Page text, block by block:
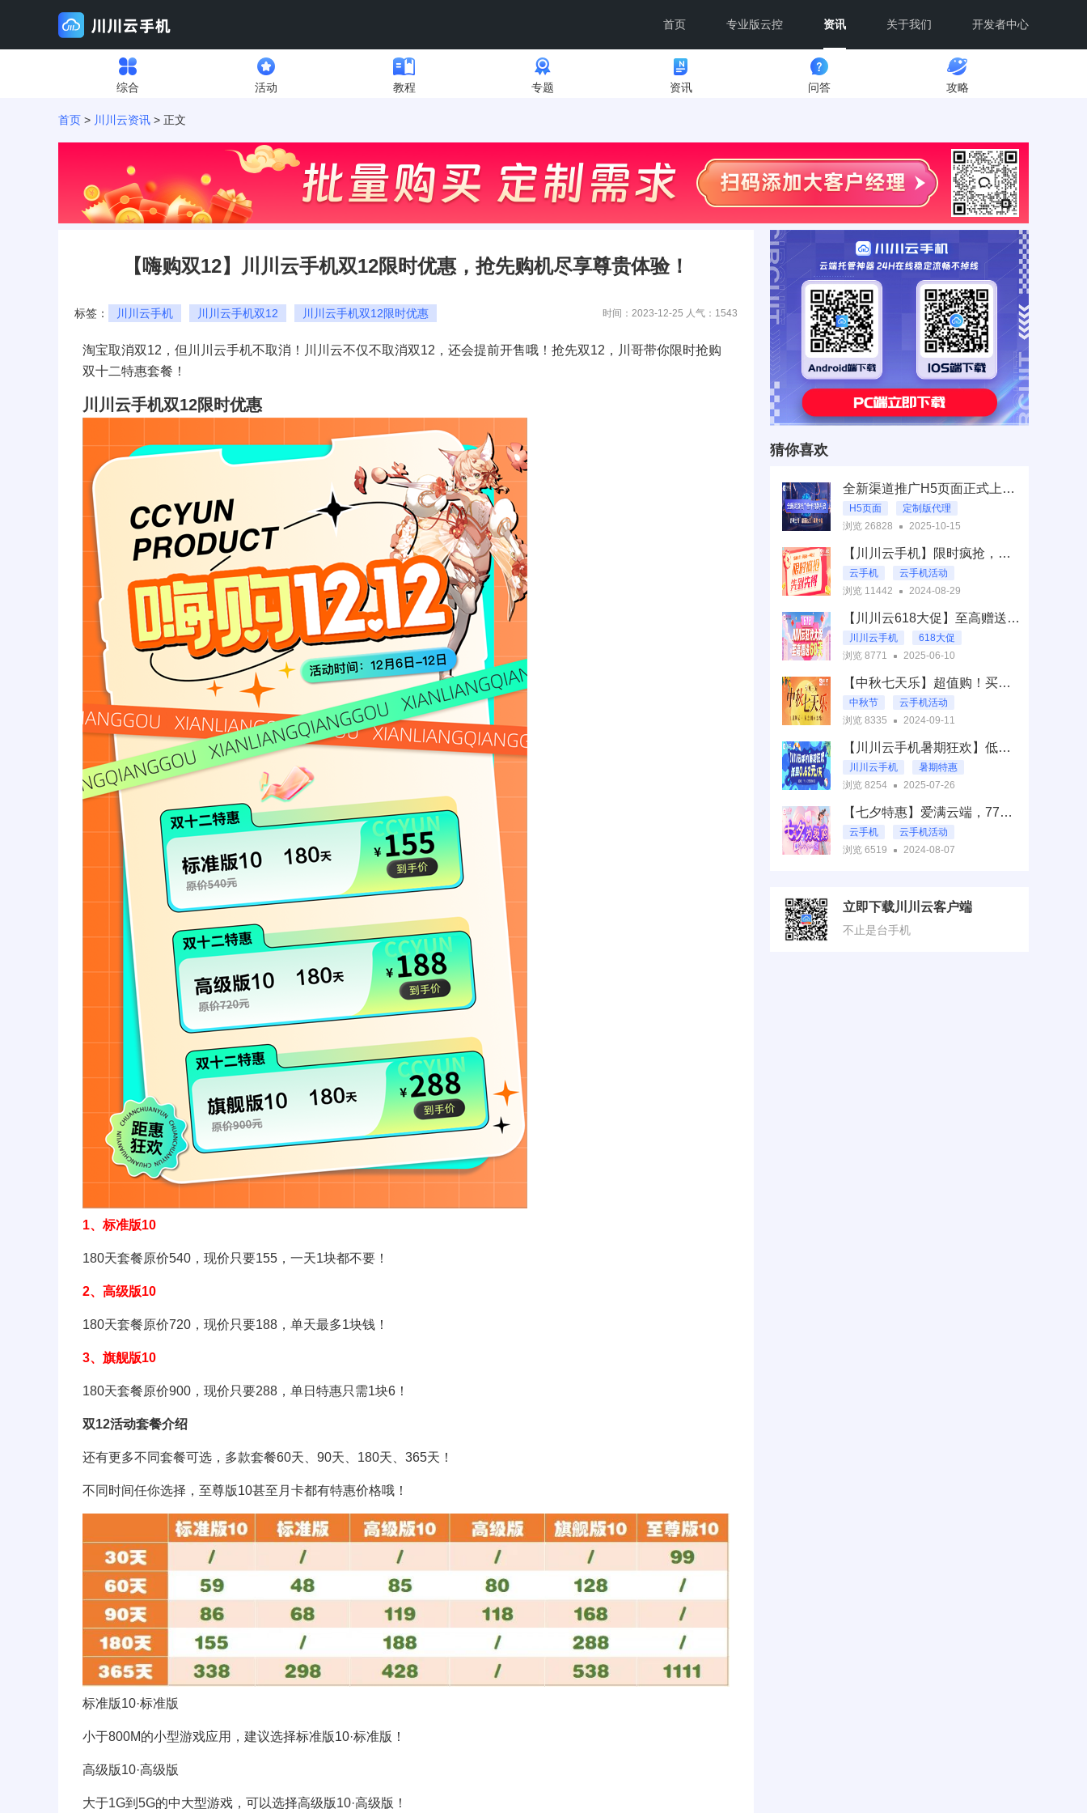
首页 专业版云控 资讯 关于我们 开发者中心
综合 活动 教程 专题 资讯 问答 攻略
首页 > 川川云资讯 > 正文
【嗨购双12】川川云手机双12限时优惠，抢先购机尽享尊贵体验！
时间：2023-12-25 人气： 1543
标签： 川川云手机 川川云手机双12 川川云手机双12限时优惠
淘宝取消双12，但川川云手机不取消！川川云不仅不取消双12，还会提前开售哦！抢先双12，川哥带你限时抢购
双十二特惠套餐！
川川云手机双12限时优惠
1、标准版10
180天套餐原价540，现价只要155，一天1块都不要！
2、高级版10
180天套餐原价720，现价只要188，单天最多1块钱！
3、旗舰版10
180天套餐原价900，现价只要288，单日特惠只需1块6！
双12活动套餐介绍
还有更多不同套餐可选，多款套餐60天、90天、180天、365天！
不同时间任你选择，至尊版10甚至月卡都有特惠价格哦！
标准版10·标准版
小于800M的小型游戏应用，建议选择标准版10·标准版！
高级版10·高级版
大于1G到5G的中大型游戏，可以选择高级版10·高级版！
猜你喜欢
全新渠道推广H5页面正式上线！现诚挚开放定制版代理合作招募
H5页面
定制版代理
一键推广
浏览 26828 2025-10-15
【川川云手机】限时疯抢，月卡低至15元起，手慢无！
云手机
云手机活动
云手机限时抢购
川川云手机限时疯抢
浏览 11442 2024-08-29
【川川云618大促】至高赠送60天！
川川云手机
618大促
赠送60天
浏览 8771 2025-06-10
【中秋七天乐】超值购！买就赠15天云手机！
中秋节
云手机活动
中秋七天乐
买就赠15天云手机
浏览 8335 2024-09-11
【川川云手机暑期狂欢】低至0.62元/天！
川川云手机
暑期特惠
暑期福利抢购
浏览 8254 2025-07-26
【七夕特惠】爱满云端，77天仅需77元浪漫钜献！
云手机
云手机活动
七夕
川川云手机活动公告
浏览 6519 2024-08-07
立即下载川川云客户端
不止是台手机